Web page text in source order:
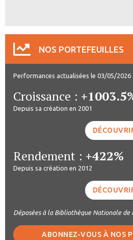
NOS PORTEFEUILLES
Performances actualisées le 03/05/2026
Croissance :
Depuis sa création en 2001
Rendement : +422%
Depuis sa création en 2012
Déposées à la Bibliothèque Nationale de
ABONNEZ-VOUS À NOS